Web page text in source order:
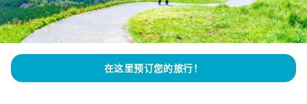
在这里预订您的旅行！